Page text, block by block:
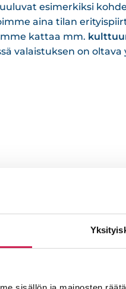
esimerkiksi
aina tilan
kattaa mm.
valaistuksen on